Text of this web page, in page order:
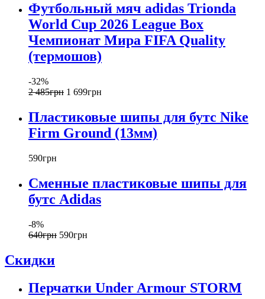
Футбольный мяч adidas Trionda
World Cup 2026 League Box
Чемпионат Мира FIFA Quality
(термошов)
-32%
2 485грн 1 699грн
Пластиковые шипы для бутс Nike
Firm Ground (13мм)
590грн
Сменные пластиковые шипы для
бутс Adidas
-8%
640грн 590грн
Скидки
Перчатки Under Armour STORM